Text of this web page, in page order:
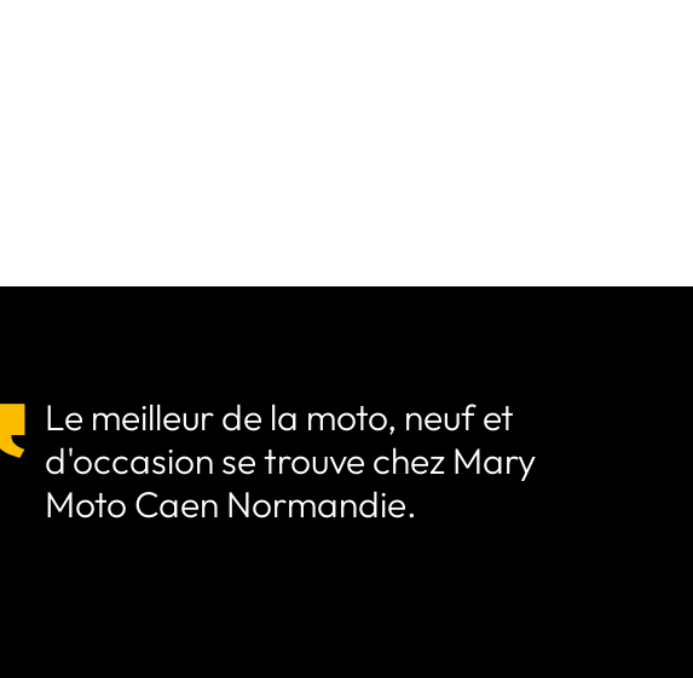
Le meilleur de la moto, neuf et
d'occasion se trouve chez Mary
Moto Caen Normandie.